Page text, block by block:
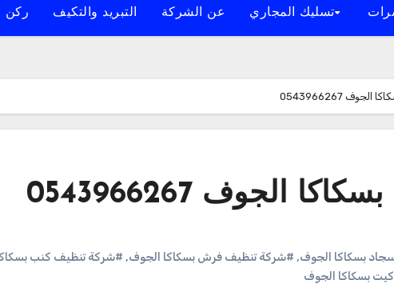
تسليك المجاري عن الشركة التبريد والتكيف ركن
0543966267
0543966267
بسكاكا الجوف, #شركة تنظيف فرش بسكاكا الجوف, #شركة تنظيف كنب
بسكاكا الجوف